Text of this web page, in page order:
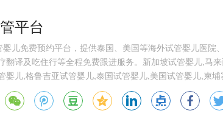
平台
婴儿免费预约平台，提供泰国、美国等海外试管婴儿医院
翻译及吃住行等全程免费跟进服务。新加坡试管婴儿,马
婴儿,格鲁吉亚试管婴儿,泰国试管婴儿,美国试管婴儿,柬